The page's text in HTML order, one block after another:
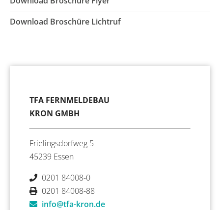
Download Broschüre Lichtruf
TFA FERNMELDEBAU
KRON GMBH
Frielingsdorfweg 5
45239 Essen
0201 84008-0
0201 84008-88
info@tfa-kron.de